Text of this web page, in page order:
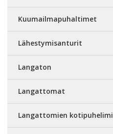
Kuumailmapuhaltimet
Lähestymisanturit
Langaton
Langattomat
Langattomien